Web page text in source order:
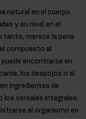
natural en el cuerpo
y su nivel en el
tanto, merece la pena
compuesto al
encontrarse en
los despojos o el
ingredientes de
los cereales integrales.
al organismo en